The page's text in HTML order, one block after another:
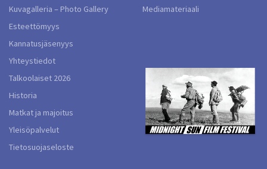
Kuvagalleria – Photo Gallery
Esteettömyys
Kannatusjäsenyys
Yhteystiedot
Talkoolaiset 2026
Historia
Matkat ja majoitus
Yleisöpalvelut
Tietosuojaseloste
Mediamateriaali